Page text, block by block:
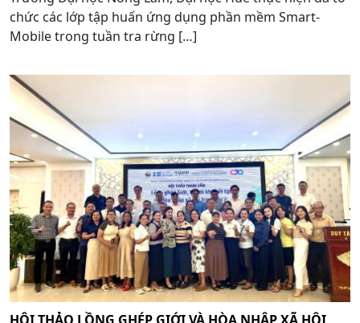
chức các lớp tập huấn ứng dụng phần mềm Smart-
Mobile trong tuần tra rừng […]